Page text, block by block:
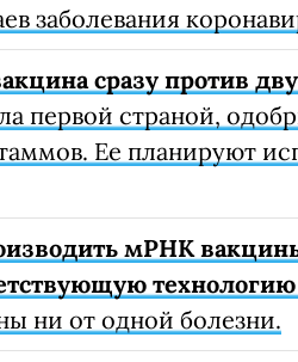
заболевания
сразу против
первой страной,
Ее планируют
мРНК
технологию
ни от одной болезни.